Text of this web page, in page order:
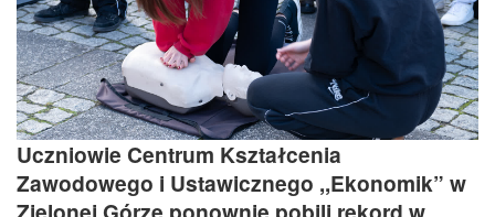
Uczniowie Centrum Kształcenia
Zawodowego i Ustawicznego ,,Ekonomik” w